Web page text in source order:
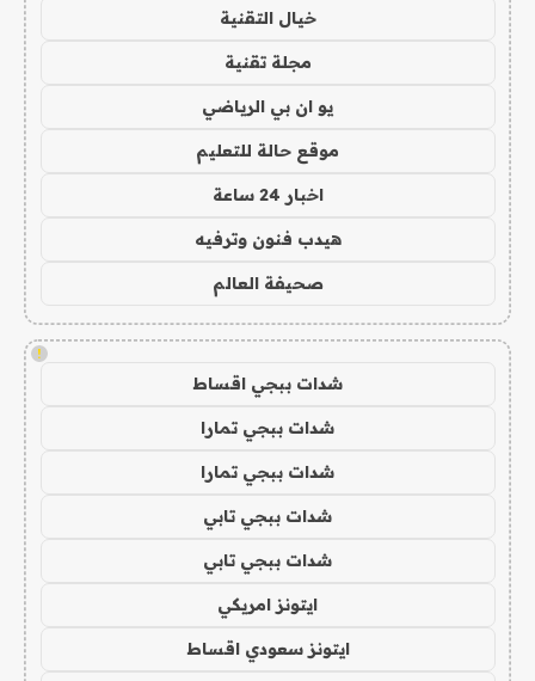
خيال التقنية
مجلة تقنية
يو ان بي الرياضي
موقع حالة للتعليم
اخبار 24 ساعة
هيدب فنون وترفيه
صحيفة العالم
!
شدات ببجي اقساط
شدات ببجي تمارا
شدات ببجي تمارا
شدات ببجي تابي
شدات ببجي تابي
ايتونز امريكي
ايتونز سعودي اقساط